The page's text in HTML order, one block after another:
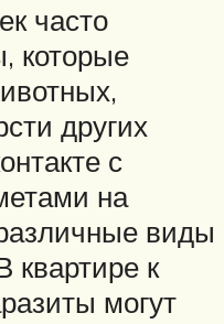
часто
которые
других
с
на
виды
квартире к
могут